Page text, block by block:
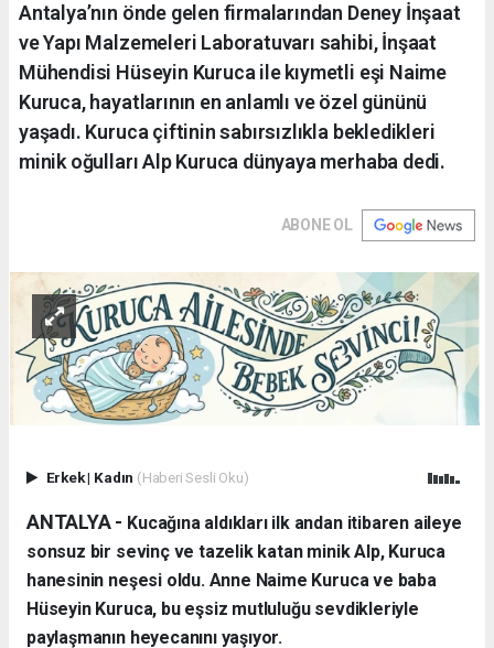
Antalya’nın önde gelen firmalarından Deney İnşaat
ve Yapı Malzemeleri Laboratuvarı sahibi, İnşaat
Mühendisi Hüseyin Kuruca ile kıymetli eşi Naime
Kuruca, hayatlarının en anlamlı ve özel gününü
yaşadı. Kuruca çiftinin sabırsızlıkla bekledikleri
minik oğulları Alp Kuruca dünyaya merhaba dedi.
ABONE OL
Erkek| Kadın (Haberi Sesli Oku)
ANTALYA - ​ Kucağına aldıkları ilk andan itibaren aileye
sonsuz bir sevinç ve tazelik katan minik Alp, Kuruca
hanesinin neşesi oldu. Anne Naime Kuruca ve baba
Hüseyin Kuruca, bu eşsiz mutluluğu sevdikleriyle
paylaşmanın heyecanını yaşıyor.